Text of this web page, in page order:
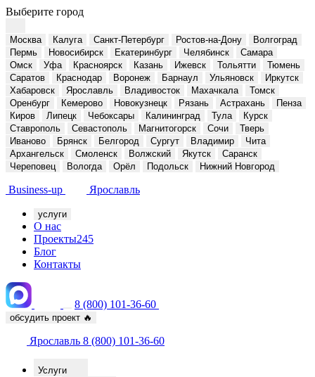
Выберите город
Москва Калуга Санкт-Петербург Ростов-на-Дону
Волгоград
Пермь
Новосибирск Екатеринбург Челябинск
Самара
Омск
Уфа Красноярск Казань Ижевск Тольятти
Тюмень
Саратов
Краснодар Воронеж Барнаул Ульяновск
Иркутск
Хабаровск
Ярославль Владивосток Махачкала
Томск
Оренбург
Кемерово Новокузнецк Рязань Астрахань
Пенза
Киров
Липецк Чебоксары Калининград Тула
Курск
Ставрополь
Севастополь Магнитогорск Сочи
Тверь
Иваново
Брянск Белгород Сургут Владимир
Чита
Архангельск
Смоленск Волжский Якутск
Саранск
Череповец
Вологда Орёл Подольск Нижний Новгород
Business-up Ярославль
услуги
О нас
Проекты245
Блог
Контакты
8 (800) 101-36-60
обсудить проект 🔥
Ярославль 8 (800) 101-36-60
Услуги